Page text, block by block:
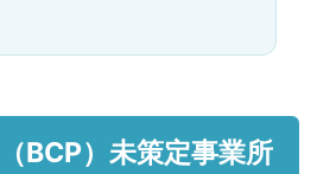
BCP）未策定事業所